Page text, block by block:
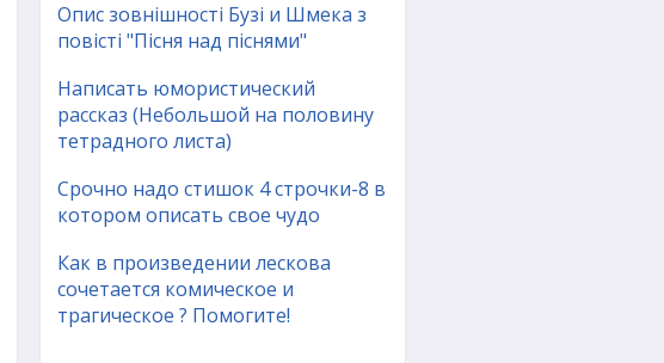
Опис зовнішності Бузі и Шмека з
повісті "Пісня над піснями"
Написать юмористический
рассказ (Небольшой на половину
тетрадного листа)
Срочно надо стишок 4 строчки-8 в
котором описать свое чудо
Как в произведении лескова
сочетается комическое и
трагическое ? Помогите!